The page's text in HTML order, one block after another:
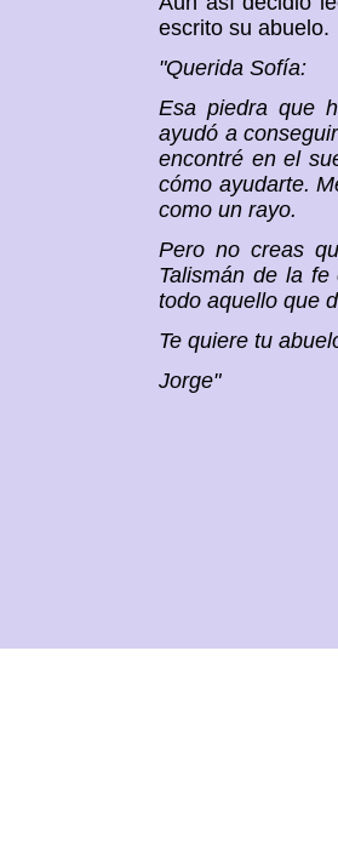
escrito su abuelo.
"Querida Sofía:
Esa piedra que
ayudó a
encontré en el
cómo ayudarte.
como un rayo.
Pero no creas
Talismán de la
todo aquello que
Te quiere tu
Jorge"